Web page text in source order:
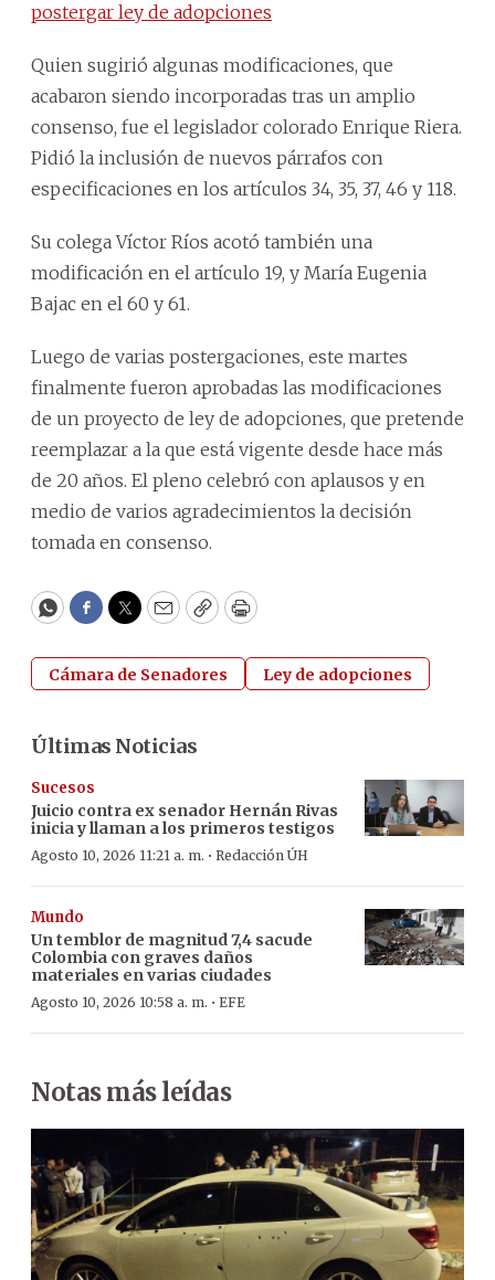
postergar ley de adopciones
Quien sugirió algunas modificaciones, que
acabaron siendo incorporadas tras un amplio
consenso, fue el legislador colorado Enrique Riera.
Pidió la inclusión de nuevos párrafos con
especificaciones en los artículos 34, 35, 37, 46 y 118.
Su colega Víctor Ríos acotó también una
modificación en el artículo 19, y María Eugenia
Bajac en el 60 y 61.
Luego de varias postergaciones, este martes
finalmente fueron aprobadas las modificaciones
de un proyecto de ley de adopciones, que pretende
reemplazar a la que está vigente desde hace más
de 20 años. El pleno celebró con aplausos y en
medio de varios agradecimientos la decisión
tomada en consenso.
WhatsApp
Facebook
Twitter
EmailCopyPrint
Cámara de Senadores Ley de adopciones
Últimas Noticias
Sucesos
Juicio contra ex senador Hernán Rivas
inicia y llaman a los primeros testigos
Agosto 10, 2026 11:21 a. m. · Redacción ÚH
Mundo
Un temblor de magnitud 7,4 sacude
Colombia con graves daños
materiales en varias ciudades
Agosto 10, 2026 10:58 a. m. · EFE
Notas más leídas